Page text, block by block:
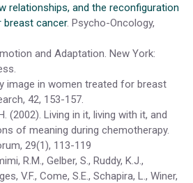
relationships, and the reconfiguration
cancer. Psycho-Oncology,
and Adaptation. New York:
image in women treated for breast
42, 153-157.
(2002). Living in it, living with it, and
of meaning during chemotherapy.
29(1), 113-119
R.M., Gelber, S., Ruddy, K.J.,
V.F., Come, S.E., Schapira, L., Winer,